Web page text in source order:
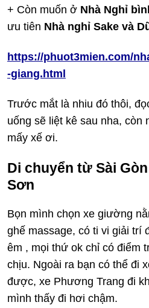
+ Còn muốn ở Nhà Nghỉ
ưu tiên Nhà nghỉ Sake và
https://phuot3mien.com/
-giang.html
Trước mắt là nhiu đó thôi,
uống sẽ liệt kê sau nha, còn
mấy xế ơi.
Di chuyển từ Sài
Sơn
Bọn mình chọn xe giường
ghế massage, có ti vi giải trí
êm , mọi thứ ok chỉ có điểm
chịu. Ngoài ra bạn có thể đi
được, xe Phương Trang đi
mình thấy đi hơi chậm.